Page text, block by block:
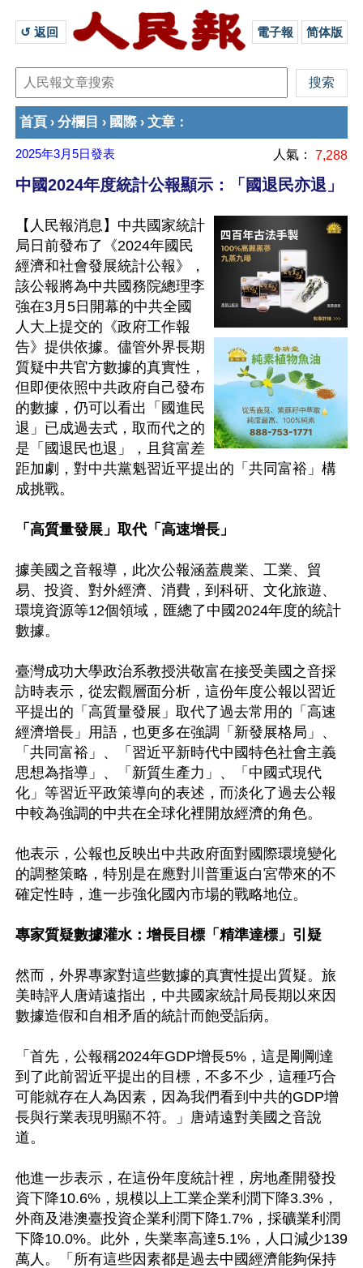
↺ 返回 電子報 简体版
首頁 › 分欄目 › 國際› 文章 ：
2025年3月5日發表 人氣： 7,288
中國2024年度統計公報顯示：「國退民亦退」
【人民報消息】中共國家統計
局日前發布了《2024年國民
經濟和社會發展統計公報》，
該公報將為中共國務院總理李
強在3月5日開幕的中共全國
人大上提交的《政府工作報
告》提供依據。儘管外界長期
質疑中共官方數據的真實性，
但即便依照中共政府自己發布
的數據，仍可以看出「國進民
退」已成過去式，取而代之的
是「國退民也退」，且貧富差
距加劇，對中共黨魁習近平提出的「共同富裕」構
成挑戰。
「高質量發展」取代「高速增長」
據美國之音報導，此次公報涵蓋農業、工業、貿
易、投資、對外經濟、消費，到科研、文化旅遊、
環境資源等12個領域，匯總了中國2024年度的統計
數據。
臺灣成功大學政治系教授洪敬富在接受美國之音採
訪時表示，從宏觀層面分析，這份年度公報以習近
平提出的「高質量發展」取代了過去常用的「高速
經濟增長」用語，也更多在強調「新發展格局」、
「共同富裕」、「習近平新時代中國特色社會主義
思想為指導」、「新質生產力」、「中國式現代
化」等習近平政策導向的表述，而淡化了過去公報
中較為強調的中共在全球化裡開放經濟的角色。
他表示，公報也反映出中共政府面對國際環境變化
的調整策略，特別是在應對川普重返白宮帶來的不
確定性時，進一步強化國內市場的戰略地位。
專家質疑數據灌水：增長目標「精準達標」引疑
然而，外界專家對這些數據的真實性提出質疑。旅
美時評人唐靖遠指出，中共國家統計局長期以來因
數據造假和自相矛盾的統計而飽受詬病。
「首先，公報稱2024年GDP增長5%，這是剛剛達
到了此前習近平提出的目標，不多不少，這種巧合
可能就存在人為因素，因為我們看到中共的GDP增
長與行業表現明顯不符。」唐靖遠對美國之音說
道。
他進一步表示，在這份年度統計裡，房地產開發投
資下降10.6%，規模以上工業企業利潤下降3.3%，
外商及港澳臺投資企業利潤下降1.7%，採礦業利潤
下降10.0%。此外，失業率高達5.1%，人口減少139
萬人。「所有這些因素都是過去中國經濟能夠保持